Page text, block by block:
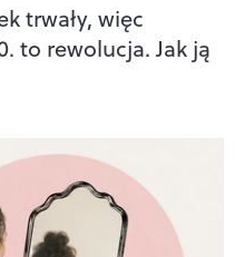
trwały, więc
to rewolucja. Jak ją